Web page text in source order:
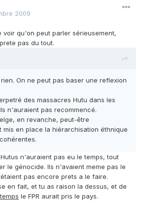
2009
voir qu'on peut parler sérieusement,
pas du tout.
On ne peut pas baser une reflexion
des massacres Hutu dans les
n'auraient pas recommencé.
en revanche, peut-être
mis en place la hiérarchisation éthnique
n'auraient pas eu le temps, tout
le génocide. Ils n'avaient meme pas le
pas encore prets a le faire.
en fait, et tu as raison la dessus, et de
le FPR aurait pris le pays.